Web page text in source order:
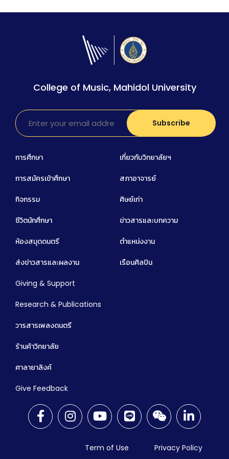
College of Music, Mahidol University
การศึกษา
การสมัครเข้าศึกษา
กิจกรรม
ชีวิตนักศึกษา
ห้องสมุดดนตรี
ส่งข่าวสารและผลงาน
เกี่ยวกับวิทยาลัยฯ
สภาอาจารย์
ศิษย์เก่า
ข่าวสารและบทความ
ตำแหน่งงาน
เรือนศิลปิน
Giving & Support
Research & Publications
วารสารเพลงดนตรี
ร้านค้าวิทยาลัย
ศาลายาลิงค์
Give Feedback
Term of Use Privacy Policy